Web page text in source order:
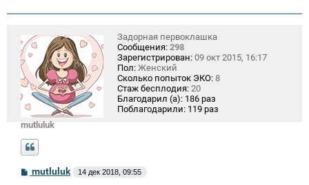
е
mutluluk
Задорная первоклашка
Сообщения: 298
Зарегистрирован: 09 окт 2015, 16:17
Пол: Женский
Сколько попыток ЭКО: 8
Стаж бесплодия: 20
Благодарил (а): 186 раз
Поблагодарили: 119 раз
С
о
mutluluk 14 дек 2018, 09:55